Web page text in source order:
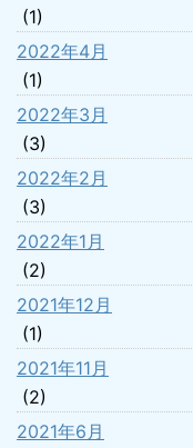
(1)
2022年4月
(1)
2022年3月
(3)
2022年2月
(3)
2022年1月
(2)
2021年12月
(1)
2021年11月
(2)
2021年6月